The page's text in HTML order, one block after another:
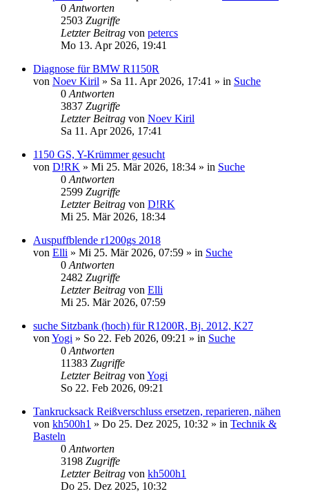
0 Antworten
2503 Zugriffe
Letzter Beitrag von petercs
Mo 13. Apr 2026, 19:41
Diagnose für BMW R1150R
von Noev Kiril » Sa 11. Apr 2026, 17:41 » in Suche
0 Antworten
3837 Zugriffe
Letzter Beitrag von Noev Kiril
Sa 11. Apr 2026, 17:41
1150 GS, Y-Krümmer gesucht
von D!RK » Mi 25. Mär 2026, 18:34 » in Suche
0 Antworten
2599 Zugriffe
Letzter Beitrag von D!RK
Mi 25. Mär 2026, 18:34
Auspuffblende r1200gs 2018
von Elli » Mi 25. Mär 2026, 07:59 » in Suche
0 Antworten
2482 Zugriffe
Letzter Beitrag von Elli
Mi 25. Mär 2026, 07:59
suche Sitzbank (hoch) für R1200R, Bj. 2012, K27
von Yogi » So 22. Feb 2026, 09:21 » in Suche
0 Antworten
11383 Zugriffe
Letzter Beitrag von Yogi
So 22. Feb 2026, 09:21
Tankrucksack Reißverschluss ersetzen, reparieren, nähen
von kh500h1 » Do 25. Dez 2025, 10:32 » in Technik &
Basteln
0 Antworten
3198 Zugriffe
Letzter Beitrag von kh500h1
Do 25. Dez 2025, 10:32